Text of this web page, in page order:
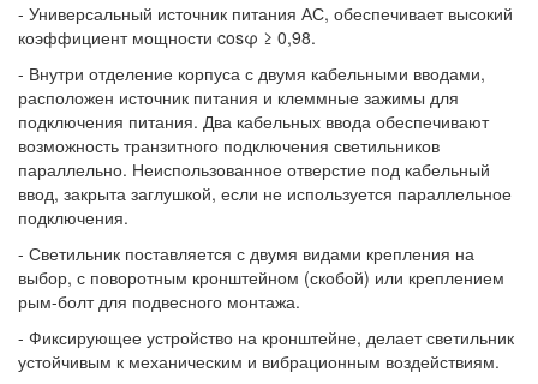
- Универсальный источник питания АС, обеспечивает высокий
коэффициент мощности cosφ ≥ 0,98.
- Внутри отделение корпуса с двумя кабельными вводами,
расположен источник питания и клеммные зажимы для
подключения питания. Два кабельных ввода обеспечивают
возможность транзитного подключения светильников
параллельно. Неиспользованное отверстие под кабельный
ввод, закрыта заглушкой, если не используется параллельное
подключения.
- Светильник поставляется с двумя видами крепления на
выбор, с поворотным кронштейном (скобой) или креплением
рым-болт для подвесного монтажа.
- Фиксирующее устройство на кронштейне, делает светильник
устойчивым к механическим и вибрационным воздействиям.